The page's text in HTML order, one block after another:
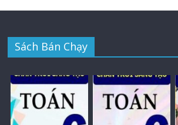
Sách Bán Chạy